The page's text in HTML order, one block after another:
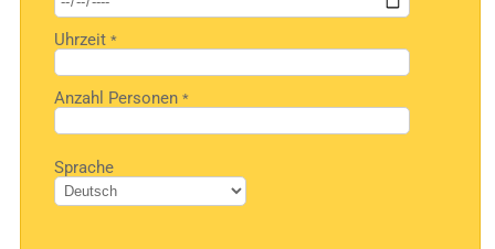
Uhrzeit*
Anzahl Personen*
Bitte
lasse
dieses
Feld
Sprache